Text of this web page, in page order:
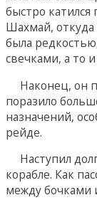
быстро катился
Шахмай, откуда
была
свечками, а то
Наконец, он
поразило
назначений,
рейде.
Наступил
корабле. Как
между бочками